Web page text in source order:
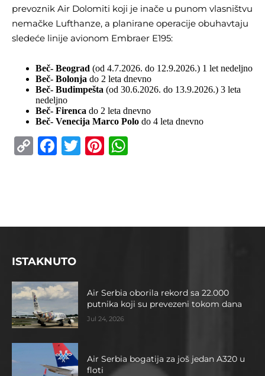
prevoznik Air Dolomiti koji je inače u punom vlasništvu
nemačke Lufthanze, a planirane operacije obuhavtaju
sledeće linije avionom Embraer E195:
Beč- Beograd (od 4.7.2026. do 12.9.2026.) 1 let nedeljno
Beč- Bolonja do 2 leta dnevno
Beč- Budimpešta (od 30.6.2026. do 13.9.2026.) 3 leta
nedeljno
Beč- Firenca do 2 leta dnevno
Beč- Venecija Marco Polo do 4 leta dnevno
CopyFacebook
TwitterPinterest
ISTAKNUTO
Air Serbia oborila rekord sa 22.000
putnika koji su prevezeni tokom dana
Jul 24, 2026
Air Serbia bogatija za još jedan A320 u
floti